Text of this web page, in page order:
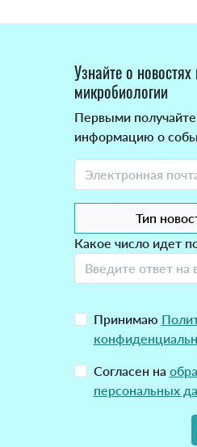
Узнайте о
микробиологии
Первыми
информацию о
Тип
Какое число идет
Принимаю
Согласен на
персональных